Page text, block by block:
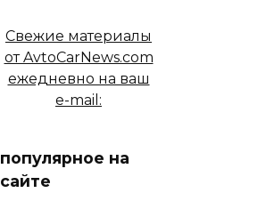
Свежие материалы
от AvtoCarNews.com
ежедневно на ваш
e-mail:
популярное на
сайте